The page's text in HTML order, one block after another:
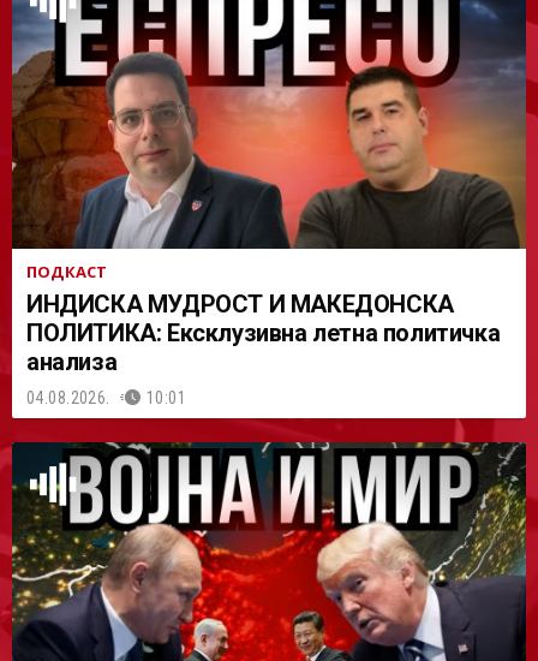
АСТ
ПОДКАСТ
ИНДИСКА МУДРОСТ И МАКЕДОНСКА
ПОЛИТИКА: Ексклузивна летна политичка
анализа
04.08.2026. 10:01